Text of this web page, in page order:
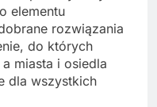
elementu
rozwiązania
do których
miasta i osiedla
dla wszystkich